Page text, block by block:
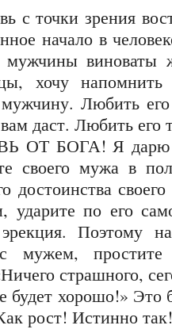
с точки зрения
начало в
мужчины
хочу
Любить
даст. Любить его
ОТ БОГА! Я дарю
своего мужа в
достоинства
ударите по его
Поэтому
мужем,
страшного,
будет хорошо!» Это
рост! Истинно так!